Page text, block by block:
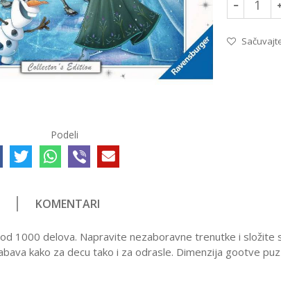
Podeli
KOMENTARI
1000 delova. Napravite nezaboravne trenutke i složite
kako za decu tako i za odrasle. Dimenzija gootve
PUZZLE 1000 DELOVA RA19432
PUZZLE